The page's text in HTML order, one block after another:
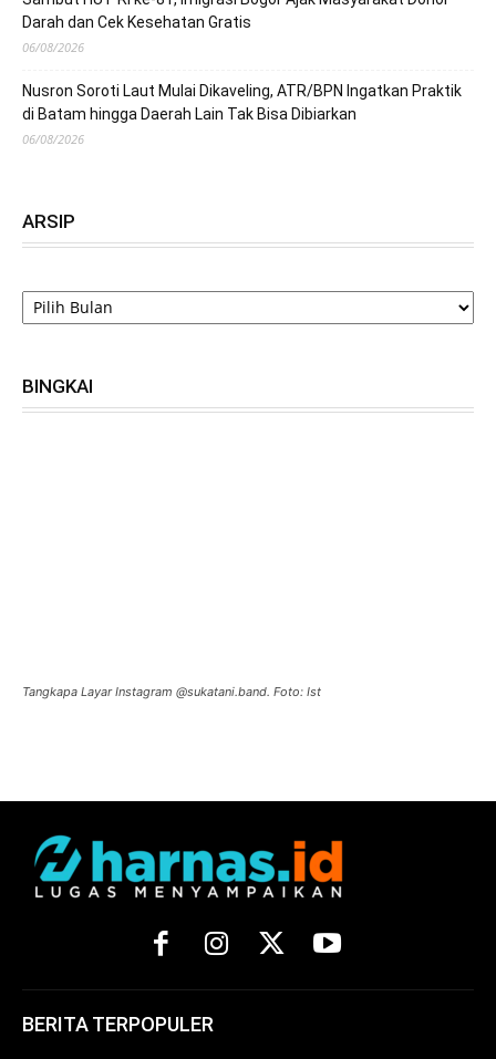
Darah dan Cek Kesehatan Gratis
06/08/2026
Nusron Soroti Laut Mulai Dikaveling, ATR/BPN Ingatkan Praktik
di Batam hingga Daerah Lain Tak Bisa Dibiarkan
06/08/2026
ARSIP
ARSIP
BINGKAI
Tangkapa Layar Instagram @sukatani.band. Foto: Ist
BERITA TERPOPULER